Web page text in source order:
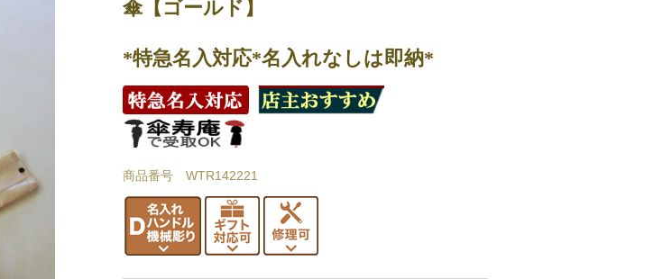
傘【ゴールド】
*特急名入対応*名入れなしは即納*
商品番号 WTR142221